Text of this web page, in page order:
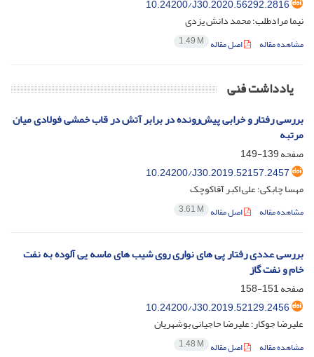
10.24200/J30.2020.56292.2816
نیما مرادطلب؛ محمد دانش یزدی
مشاهده مقاله اصل مقاله 1.49 M
یادداشت فنی
بررسی رفتار و خرابی پیش‌رونده در برابر آتش در قاب خمشی فولادی میان
مرتبه
صفحه139-149
10.24200/J30.2019.52157.2457
مهسا چابکی؛ علی اکبر آقاکوچک
مشاهده مقاله اصل مقاله 3.61 M
بررسی عددی رفتار پی های نواری روی شیب های ماسه یی آلوده به نفت
خام و نفت گاز
صفحه151-158
10.24200/J30.2019.52129.2456
علیرضا جوکار؛ علیرضا حاجیانی بوشهریان
مشاهده مقاله اصل مقاله 1.48 M